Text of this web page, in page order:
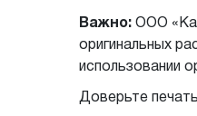
Важно: ООО
оригинальных
использовании
Доверьте